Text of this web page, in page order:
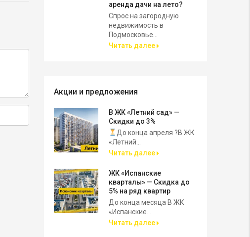
аренда дачи на лето?
Спрос на загородную
недвижимость в
Подмосковье...
Читать далее
Акции и предложения
В ЖК «Летний сад» —
Скидки до 3%
До конца апреля ?В ЖК
«Летний...
Читать далее
ЖК «Испанские
кварталы» — Скидка до
5% на ряд квартир
До конца месяца В ЖК
«Испанские...
Читать далее